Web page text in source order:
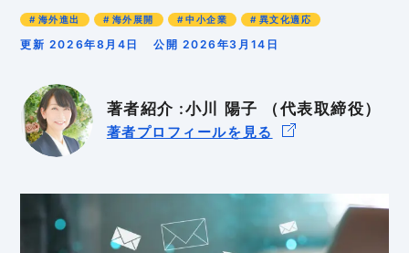
海外バイヤー
海外ビジネスモデル
海外ブランディング
海外マーケティング
海外顧客理解
越境EC
輸入規制 輸出規制
GDPR
BtoB
BtoC
海外進出 海外展開 中小企業 異文化適応
更新 2026年8月4日 公開 2026年3月14日
著者紹介 :小川 陽子 （代表取締役）
著者プロフィールを見る